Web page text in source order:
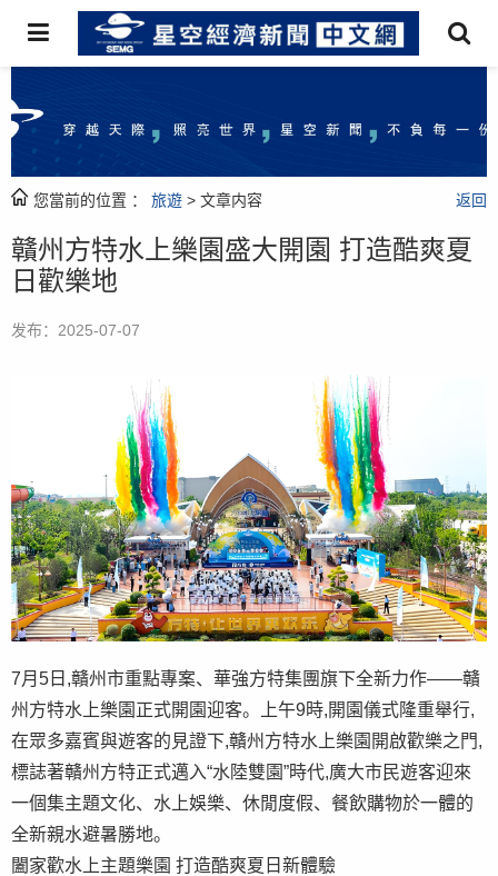
您當前的位置 ： 旅遊 > 文章内容 返回
贛州方特水上樂園盛大開園 打造酷爽夏
日歡樂地
发布：2025-07-07
7月5日,贛州市重點專案、華強方特集團旗下全新力作——贛
州方特水上樂園正式開園迎客。上午9時,開園儀式隆重舉行,
在眾多嘉賓與遊客的見證下,贛州方特水上樂園開啟歡樂之門,
標誌著贛州方特正式邁入“水陸雙園”時代,廣大市民遊客迎來
一個集主題文化、水上娛樂、休閒度假、餐飲購物於一體的
全新親水避暑勝地。
闔家歡水上主題樂園 打造酷爽夏日新體驗